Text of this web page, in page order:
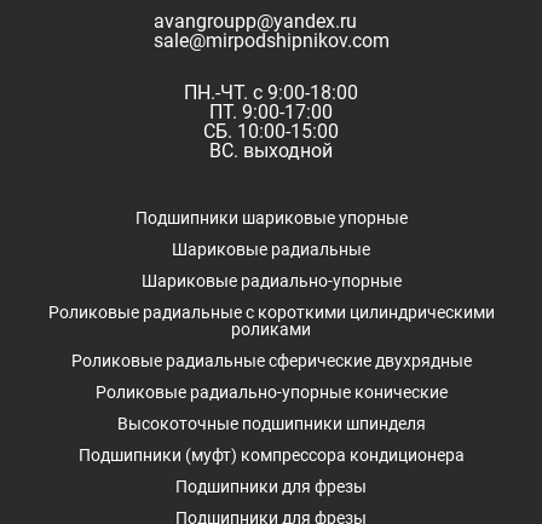
avangroupp@yandex.ru
sale@mirpodshipnikov.com
ПН.-ЧТ. с 9:00-18:00
ПТ. 9:00-17:00
СБ. 10:00-15:00
ВС. выходной
Подшипники шариковые упорные
Шариковые радиальные
Шариковые радиально-упорные
Роликовые радиальные с короткими цилиндрическими
роликами
Роликовые радиальные сферические двухрядные
Роликовые радиально-упорные конические
Высокоточные подшипники шпинделя
Подшипники (муфт) компрессора кондиционера
Подшипники для фрезы
Подшипники для фрезы